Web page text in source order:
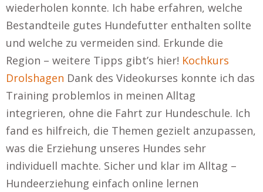
wiederholen konnte. Ich habe erfahren, welche
Bestandteile gutes Hundefutter enthalten sollte
und welche zu vermeiden sind. Erkunde die
Region – weitere Tipps gibt’s hier! Kochkurs
Drolshagen Dank des Videokurses konnte ich das
Training problemlos in meinen Alltag
integrieren, ohne die Fahrt zur Hundeschule. Ich
fand es hilfreich, die Themen gezielt anzupassen,
was die Erziehung unseres Hundes sehr
individuell machte. Sicher und klar im Alltag –
Hundeerziehung einfach online lernen